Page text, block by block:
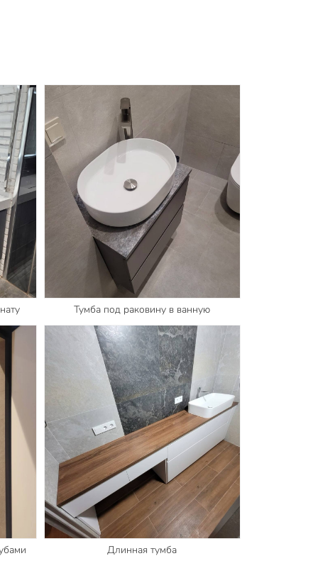
Тумба под раковину в ванную
Длинная тумба